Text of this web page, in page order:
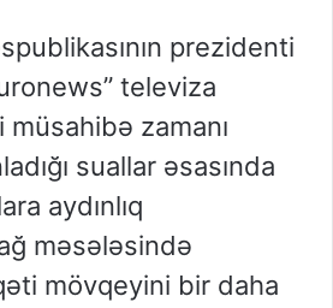
prezidenti
televiza
müsahibə zamanı
suallar əsasında
aydınlıq
məsələsində
mövqeyini bir daha